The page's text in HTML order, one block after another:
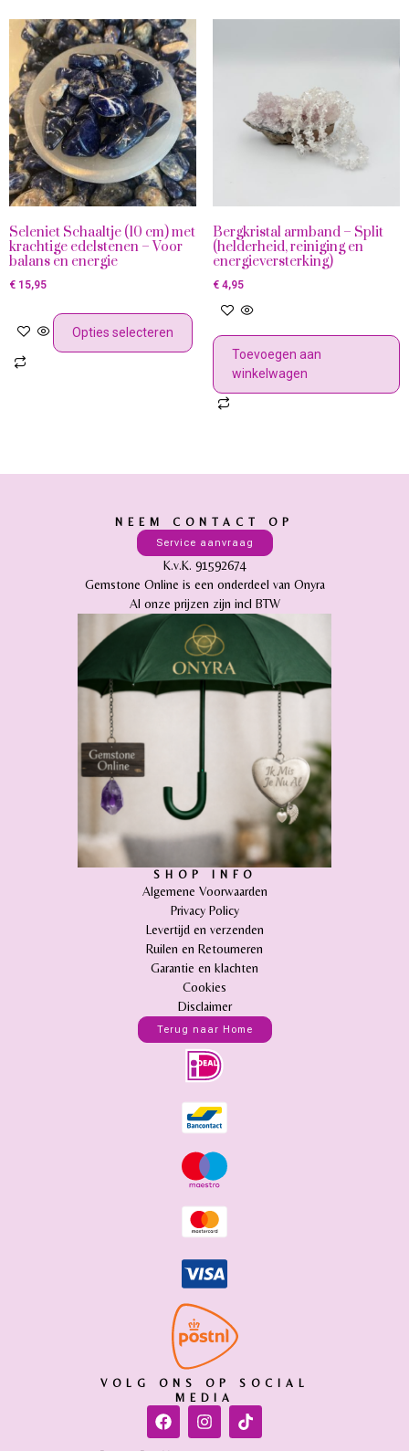
Seleniet Schaaltje (10 cm) met
krachtige edelstenen – Voor
balans en energie
€ 15,95
Opties selecteren
Bergkristal armband – Split
(helderheid, reiniging en
energieversterking)
€4,95
Toevoegen aan
winkelwagen
NEEM CONTACT OP
Service aanvraag
K.v.K. 91592674
Gemstone Online is een onderdeel van Onyra
Al onze prijzen zijn incl BTW
SHOP INFO
Algemene Voorwaarden
Privacy Policy
Levertijd en verzenden
Ruilen en Retourneren
Garantie en klachten
Cookies
Disclaimer
Terug naar Home
VOLG ONS OP SOCIAL
MEDIA